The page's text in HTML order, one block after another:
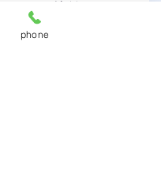
チンの接種
持ちの方や65歳以上の方
phone